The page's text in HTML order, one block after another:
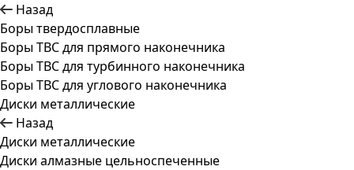
Назад
Боры твердосплавные
Боры ТВС для прямого наконечника
Боры ТВС для турбинного наконечника
Боры ТВС для углового наконечника
Диски металлические
Назад
Диски металлические
Диски алмазные цельноспеченные